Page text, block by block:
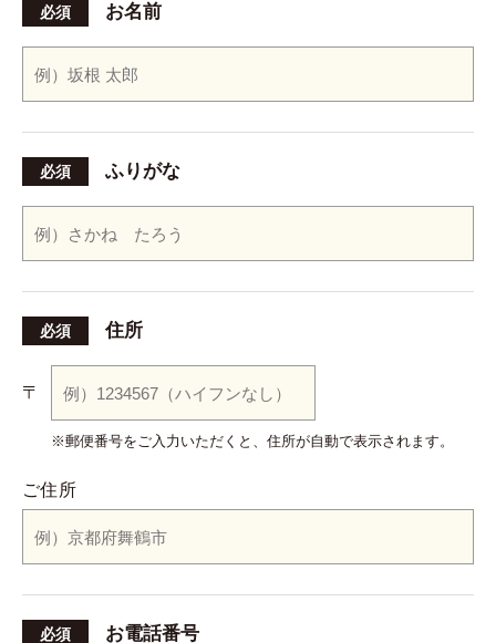
必須 お名前
必須 ふりがな
必須 住所
〒
※郵便番号をご入力いただくと、住所が自動で表示されます。
ご住所
必須 お電話番号